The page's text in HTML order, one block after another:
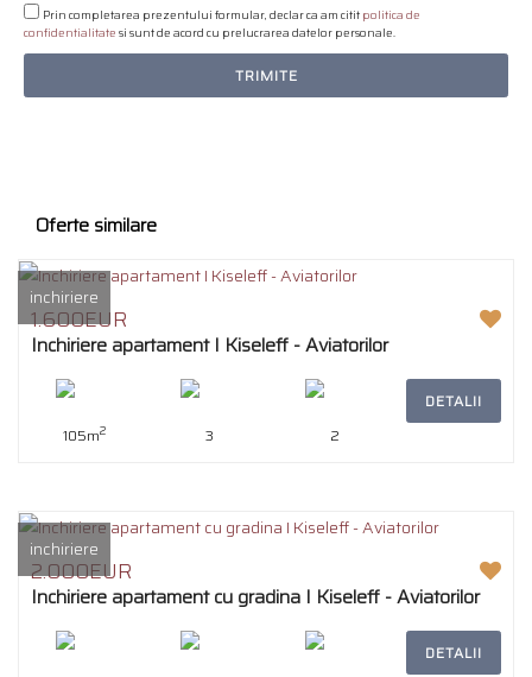
Prin completarea prezentului formular, declar ca am citit politica de
confidentialitate si sunt de acord cu prelucrarea datelor personale.
TRIMITE
Oferte similare
inchiriere
1.600EUR
Inchiriere apartament I Kiseleff - Aviatorilor
105m2 3 2
DETALII
inchiriere
2.000EUR
Inchiriere apartament cu gradina I Kiseleff - Aviatorilor
DETALII